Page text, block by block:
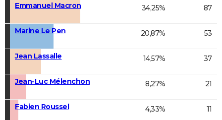
Emmanuel Macron
34,25% 87
Marine Le Pen 20,87% 53
Jean Lassalle 14,57% 37
Jean-Luc Mélenchon 8,27% 21
Fabien Roussel 4,33% 11